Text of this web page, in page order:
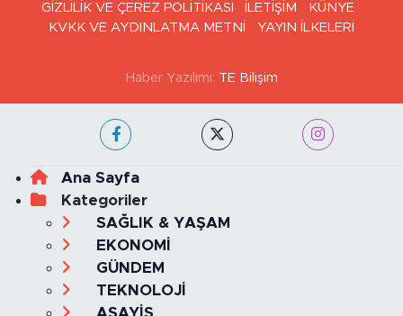
GİZLİLİK VE ÇEREZ POLİTİKASI İLETİŞİM
KÜNYE
KVKK VE AYDINLATMA METNİ
YAYIN İLKELERİ
Haber Yazılımı: TE Bilişim
Ana Sayfa
Kategoriler
SAĞLIK & YAŞAM
EKONOMİ
GÜNDEM
TEKNOLOJİ